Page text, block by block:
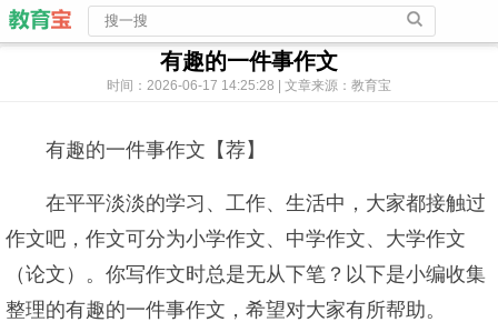
有趣的一件事作文
时间：2026-06-17 14:25:28 | 文章来源：教育宝
有趣的一件事作文【荐】
在平平淡淡的学习、工作、生活中，大家都接触过
作文吧，作文可分为小学作文、中学作文、大学作文
（论文）。你写作文时总是无从下笔？以下是小编收集
整理的有趣的一件事作文，希望对大家有所帮助。